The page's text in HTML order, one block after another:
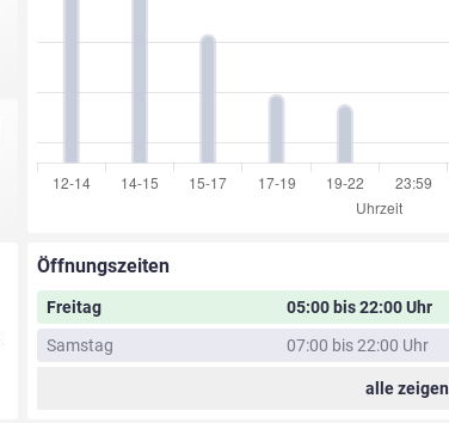
Öffnungszeiten
Freitag
05:00 bis 22:00 Uhr
Samstag
07:00 bis 22:00 Uhr
alle zeigen